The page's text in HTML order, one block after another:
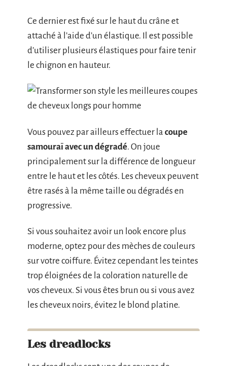
Ce dernier est fixé sur le haut du crâne et
attaché à l’aide d’un élastique. Il est possible
d’utiliser plusieurs élastiques pour faire tenir
le chignon en hauteur.
Vous pouvez par ailleurs effectuer la coupe
samouraï avec un dégradé. On joue
principalement sur la différence de longueur
entre le haut et les côtés. Les cheveux peuvent
être rasés à la même taille ou dégradés en
progressive.
Si vous souhaitez avoir un look encore plus
moderne, optez pour des mèches de couleurs
sur votre coiffure. Évitez cependant les teintes
trop éloignées de la coloration naturelle de
vos cheveux. Si vous êtes brun ou si vous avez
les cheveux noirs, évitez le blond platine.
Les dreadlocks